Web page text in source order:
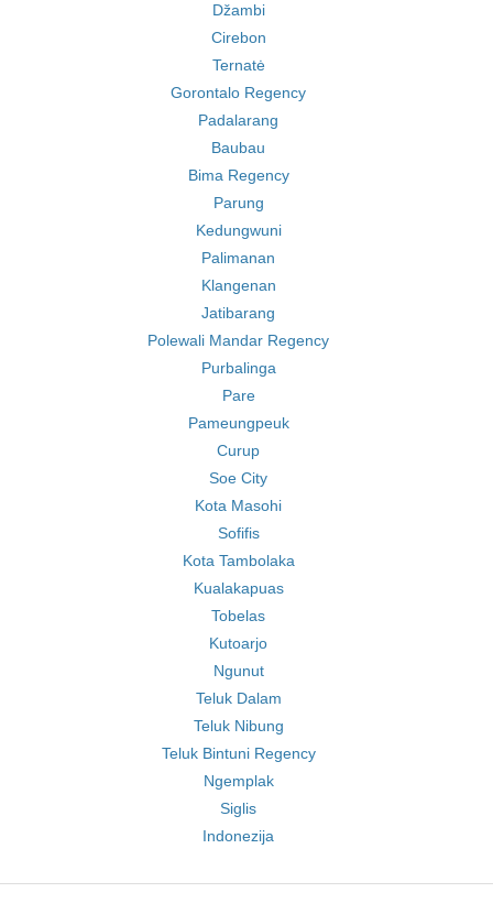
Džambi
Cirebon
Ternatė
Gorontalo Regency
Padalarang
Baubau
Bima Regency
Parung
Kedungwuni
Palimanan
Klangenan
Jatibarang
Polewali Mandar Regency
Purbalinga
Pare
Pameungpeuk
Curup
Soe City
Kota Masohi
Sofifis
Kota Tambolaka
Kualakapuas
Tobelas
Kutoarjo
Ngunut
Teluk Dalam
Teluk Nibung
Teluk Bintuni Regency
Ngemplak
Siglis
Indonezija